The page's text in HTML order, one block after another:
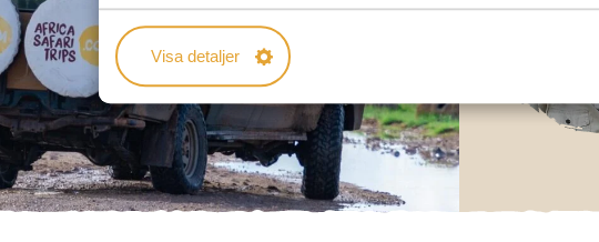
Visa detaljer